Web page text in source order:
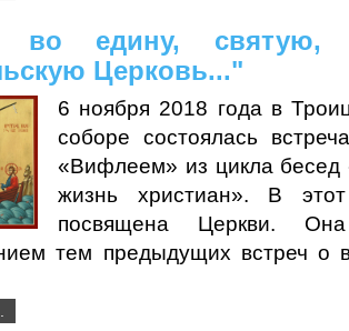
во едину, святую,
Церковь..."
6 ноября 2018 года в
соборе состоялась
«Вифлеем» из цикла бесед
жизнь христиан». В
посвящена Церкви.
тем предыдущих встреч о